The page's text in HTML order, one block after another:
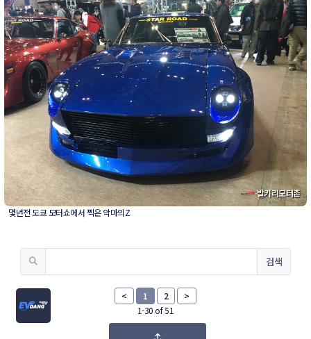
발키리모터존
몇년전 도쿄 모터쇼에서 찍은 악마의Z
검색
< 1 2
>
1-30 of 51